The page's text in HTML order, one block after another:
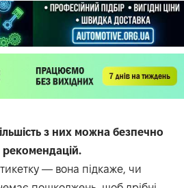
з них можна безпечно
— вона підкаже, чи